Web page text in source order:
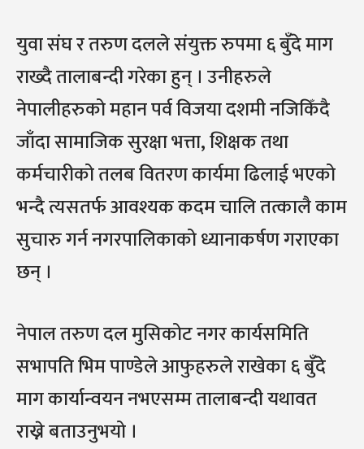
युवा संघ र तरुण दलले संयुक्त रुपमा ६ बुँदे माग
राख्दै तालाबन्दी गरेका हुन् । उनीहरुले
नेपालीहरुको महान पर्व विजया दशमी नजिकिँदै
जाँदा सामाजिक सुरक्षा भत्ता, शिक्षक तथा
कर्मचारीको तलब वितरण कार्यमा ढिलाई भएको
भन्दै त्यसतर्फ आवश्यक कदम चालि तत्कालै काम
सुचारु गर्न नगरपालिकाको ध्यानाकर्षण गराएका
छन् ।
नेपाल तरुण दल मुसिकोट नगर कार्यसमिति
सभापति भिम पाण्डेले आफुहरुले राखेका ६ बुँदे
माग कार्यान्वयन नभएसम्म तालाबन्दी यथावत
राख्ने बताउनुभयो ।